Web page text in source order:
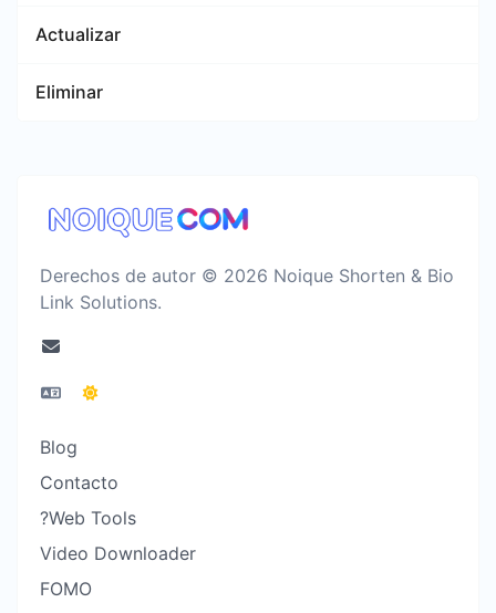
Actualizar
Eliminar
Derechos de autor © 2026 Noique Shorten & Bio
Link Solutions.
Blog
Contacto
?Web Tools
Video Downloader
FOMO